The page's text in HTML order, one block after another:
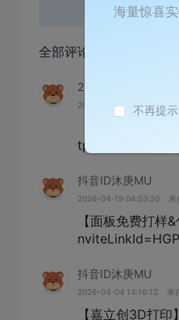
全部评论
210987qQ976O
2026-05-05 02:58:05 来
tps://www.jlc-
抖音ID沐庚MU
2026-04-19 04:53:20 来
【面板免费打
抖音ID沐庚MU
2026-04-04 14:16:12 来
【嘉立创3D打
海量惊喜
不再提示